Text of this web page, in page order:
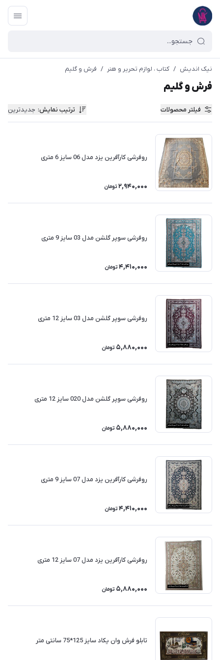
نیک اندیش / کتاب ، لوازم تحریر و هنر / فرش و گلیم
فرش و گلیم
فیلتر محصولات ترتیب نمایش: جدیدترین
روفرشی کارآفرین یزد مدل 06 سایز 6 متری
2,940,000 تومان
روفرشی سوپر گلشن مدل 03 سایز 9 متری
4,410,000 تومان
روفرشی سوپر گلشن مدل 03 سایز 12 متری
5,880,000 تومان
روفرشی سوپر گلشن مدل 020 سایز 12 متری
5,880,000 تومان
روفرشی کارآفرین یزد مدل 07 سایز 9 متری
4,410,000 تومان
روفرشی کارآفرین یزد مدل 07 سایز 12 متری
5,880,000 تومان
تابلو فرش وان یکاد سایز 125*75 سانتی متر